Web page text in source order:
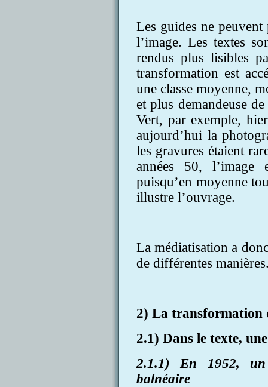
Les guides ne peuvent
l’image. Les textes
rendus plus lisibles
transformation est
une classe moyenne,
et plus demandeuse
Vert, par exemple,
aujourd’hui la
les gravures étaient
années 50, l’image
puisqu’en moyenne
illustre l’ouvrage.
La médiatisation a
de différentes
2) La transformation
2.1) Dans le texte,
2.1.1) En 1952, un
balnéaire